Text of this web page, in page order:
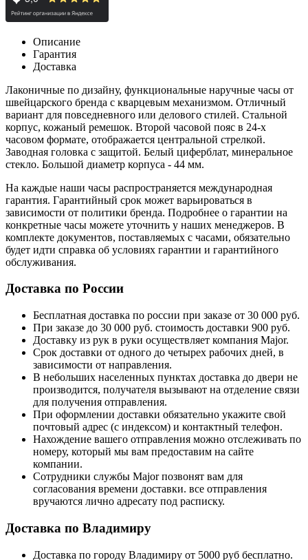
Описание
Гарантия
Доставка
Лаконичные по дизайну, функциональные наручные часы от
швейцарского бренда с кварцевым механизмом. Отличный
вариант для повседневного или делового стилей. Стальной
корпус, кожаный ремешок. Второй часовой пояс в 24-х
часовом формате, отображается центральной стрелкой.
Заводная головка с защитой. Белый циферблат, минеральное
стекло. Большой диаметр корпуса - 44 мм.
На каждые наши часы распространяется международная
гарантия. Гарантийный срок может варьироваться в
зависимости от политики бренда. Подробнее о гарантии на
конкретные часы можете уточнить у наших менеджеров. В
комплекте документов, поставляемых с часами, обязательно
будет идти справка об условиях гарантии и гарантийного
обслуживания.
Доставка по России
Бесплатная доставка по россии при заказе от 30 000 руб.
При заказе до 30 000 руб. стоимость доставки 900 руб.
Доставку из рук в руки осуществляет компания Major.
Срок доставки от одного до четырех рабочих дней, в
зависимости от направления.
В небольших населенных пунктах доставка до двери не
производится, получателя вызывают на отделение связи
для получения отправления.
При оформлении доставки обязательно укажите свой
почтовый адрес (с индексом) и контактный телефон.
Нахождение вашего отправления можно отслеживать по
номеру, который мы вам предоставим на сайте
компании.
Сотрудники службы Major позвонят вам для
согласования времени доставки. все отправления
вручаются лично адресату под расписку.
Доставка по Владимиру
Доставка по городу Владимиру от 5000 руб бесплатно.